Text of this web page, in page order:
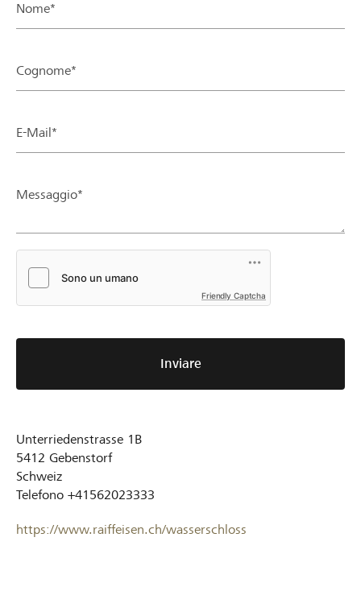
Nome*
Cognome*
E-Mail*
Messaggio*
Friendly Captcha
Inviare
Unterriedenstrasse 1B
5412 Gebenstorf
Schweiz
Telefono +41562023333
https://www.raiffeisen.ch/wasserschloss